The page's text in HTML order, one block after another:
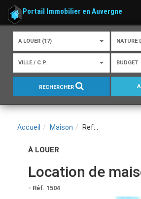
Portail Immobilier en Auvergne
A LOUER (17) NATURE
VILLE / C.P. BUDGET
RECHERCHER
Accueil Maison Ref. :
À LOUER
Location de
- Réf. 1504